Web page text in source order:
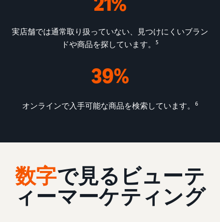
実店舗では通常取り扱っていない、見つけにくいブラン
ドや商品を探しています。
5
39%
オンラインで入手可能な商品を検索しています。 6
数字で見るビューテ
ィーマーケティング